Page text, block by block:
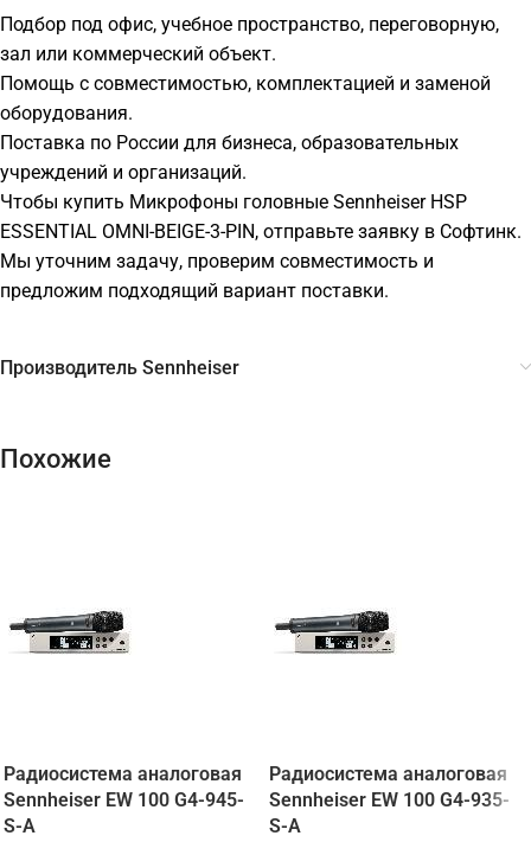
Подбор под офис, учебное пространство, переговорную,
зал или коммерческий объект.
Помощь с совместимостью, комплектацией и заменой
оборудования.
Поставка по России для бизнеса, образовательных
учреждений и организаций.
Чтобы купить Микрофоны головные Sennheiser HSP
ESSENTIAL OMNI-BEIGE-3-PIN, отправьте заявку в Софтинк.
Мы уточним задачу, проверим совместимость и
предложим подходящий вариант поставки.
Производитель Sennheiser
Похожие
Радиосистема аналоговая
Sennheiser EW 100 G4-945-
S-A
Радиосистема аналоговая
Sennheiser EW 100 G4-935-
S-A